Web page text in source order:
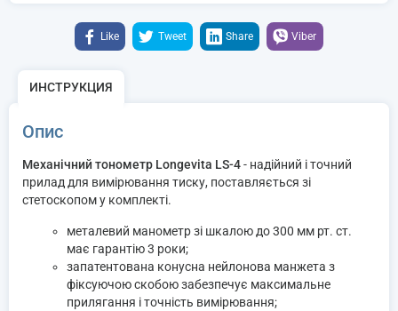
Like Tweet Share Viber
ИНСТРУКЦИЯ
Опис
Механічний тонометр Longevita LS-4- надійний і точний
прилад для вимірювання тиску, поставляється зі
стетоскопом у комплекті.
металевий манометр зі шкалою до 300 мм рт. ст.
має гарантію 3 роки;
запатентована конусна нейлонова манжета з
фіксуючою скобою забезпечує максимальне
прилягання і точність вимірювання;